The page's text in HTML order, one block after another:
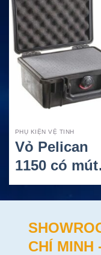
PHỤ KIỆN VỆ TINH
Vỏ Pelican
1150 có mút
Pick ‘n’
Bảo vệ thiết
an toàn tối
CHÍ MINH